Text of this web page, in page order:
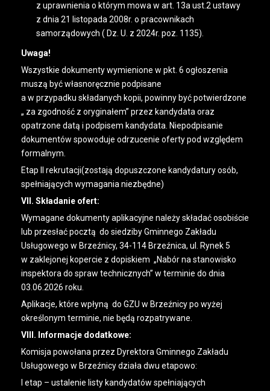
z uprawnienia o którym mowa w art. 13a ust.2 ustawy
z dnia 21 listopada 2008r. o pracownikach
samorządowych ( Dz. U. z 2024r. poz. 1135).
Uwaga!
Wszystkie dokumenty wymienione w pkt. 6 ogłoszenia
muszą być własnoręcznie podpisane
a w przypadku składanych kopii, powinny być potwierdzone
„ za zgodność z oryginałem” przez kandydata oraz
opatrzone datą i podpisem kandydata. Niepodpisanie
dokumentów spowoduje odrzucenie oferty pod względem
formalnym.
Etap II rekrutacji(zostają dopuszczone kandydatury osób,
spełniających wymagania niezbędne)
VII. Składanie ofert:
Wymagane dokumenty aplikacyjne należy składać osobiście
lub przesłać pocztą do siedziby Gminnego Zakładu
Usługowego w Brzeźnicy, 34-114 Brzeźnica, ul. Rynek 5
w zaklejonej kopercie z dopiskiem „Nabór na stanowisko
inspektora do spraw technicznych” w terminie do dnia
03.06.2026 roku.
Aplikacje, które wpłyną do GZU w Brzeźnicy po wyżej
określonym terminie, nie będą rozpatrywane.
VIII. Informacje dodatkowe:
Komisja powołana przez Dyrektora Gminnego Zakładu
Usługowego w Brzeźnicy działa dwu etapowo:
I etap – ustalenie listy kandydatów spełniających